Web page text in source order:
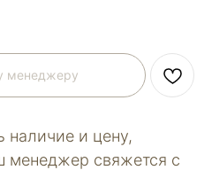
менеджеру
наличие и цену,
менеджер свяжется с